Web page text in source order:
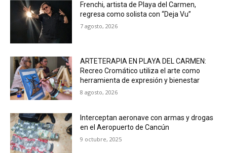
Frenchi, artista de Playa del Carmen,
regresa como solista con “Deja Vu”
7 agosto, 2026
ARTETERAPIA EN PLAYA DEL CARMEN:
Recreo Cromático utiliza el arte como
herramienta de expresión y bienestar
8 agosto, 2026
Interceptan aeronave con armas y drogas
en el Aeropuerto de Cancún
9 octubre, 2025